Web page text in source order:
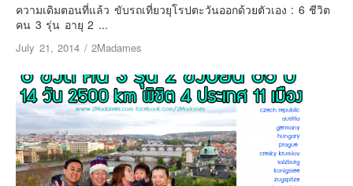
ออสเตรีย
สาธารณรัฐเช็ก
ฮังการี
เนเธอร์แลนด์
เบลเยี่ยม
สวิสเซอร์แลนด์
โปรตุเกส
สเปน
ความเดิมตอนที่แล้ว ขับรถเที่ยวยุโรปตะวันออกด้วยตัวเอง : 6 ชีวิต
คน 3 รุ่น อายุ 2 ...
July 21, 2014 / 2Madames